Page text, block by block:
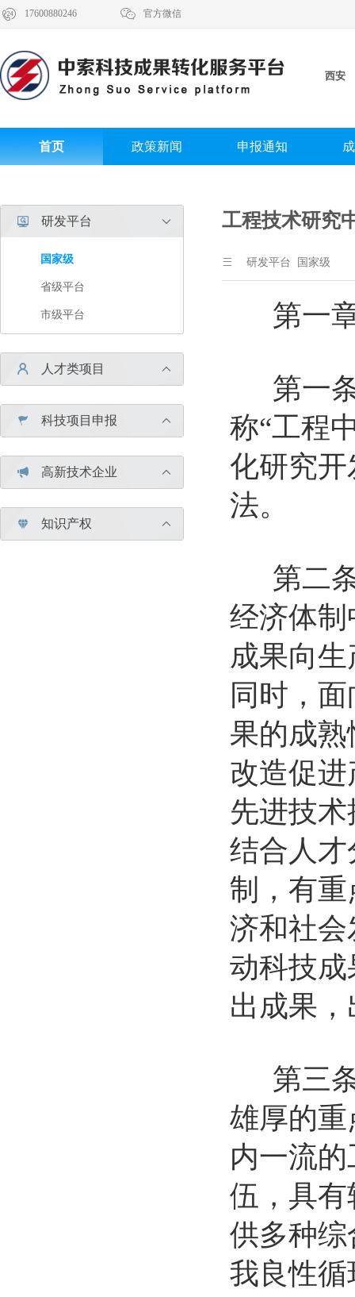
 17600880246  官方微信
西安
首页 政策新闻 申报通知
 研发平台 
国家级
省级平台
市级平台
 人才类项目 
 科技项目申报 
 高新技术企业 
 知识产权 
工程技术研究
 研发平台 国家级
第一
第一条
称“工程
化研究
法。
第二条
经济体
成果向
同时，
果的成
改造促
先进技
结合人
制，有
济和社
动科技
出成果
第三条
雄厚的
内一流
伍，具
供多种
我良性